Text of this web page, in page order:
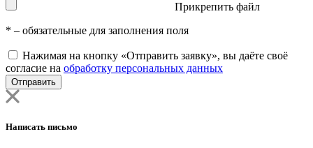
Прикрепить файл
* – обязательные для заполнения поля
Нажимая на кнопку «Отправить заявку», вы даёте своё
согласие на обработку персональных данных
Отправить
Написать письмо